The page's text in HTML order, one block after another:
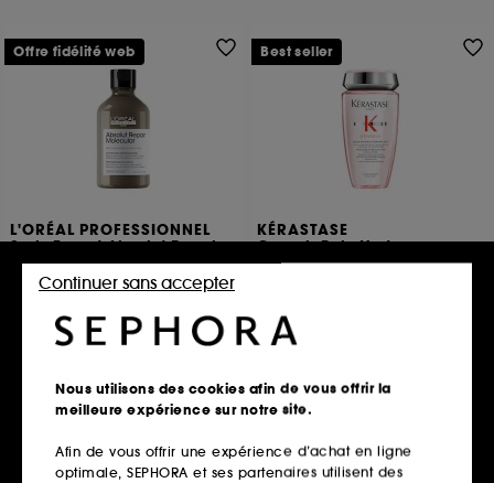
L'ORÉAL PROFESSIONNEL
Serie Expert Absolut Repair
Molecular
Shampoing
100
24,75€
Prix d'origine : 33,00€ -25%
2 teintes disponibles
Ajouter au panier
Offre fidélité web
KÉRASTASE
Genesis Bain Hydra-
Fortifiant
34,00€
13,60€
Ajouter au panier
Best seller
Nous utilisons des cookies afin de vous offrir la
meilleure expérience sur notre site.
Afin de vous offrir une expérience d’achat en ligne
optimale, SEPHORA et ses partenaires utilisent des
Continuer sans accepter